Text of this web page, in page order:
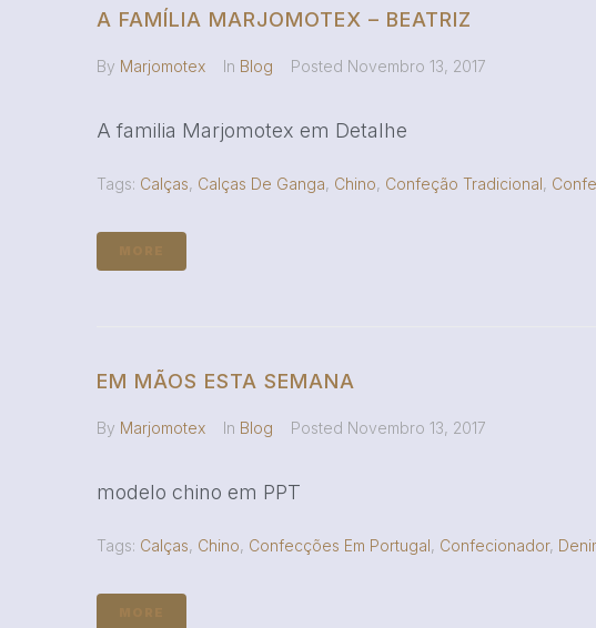
A FAMÍLIA MARJOMOTEX – BEATRIZ
By Marjomotex In Blog Posted Novembro 13, 2017
A familia Marjomotex em Detalhe
Tags: Calças, Calças De Ganga, Chino, Confeção Tradicional,
EM MÃOS ESTA SEMANA
By Marjomotex In Blog Posted Novembro 13, 2017
modelo chino em PPT
Tags: Calças, Chino, Confecções Em Portugal, Confecionador,